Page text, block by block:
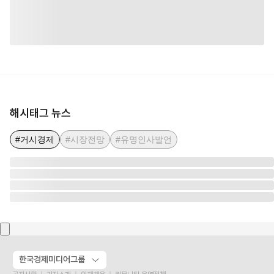
해시태그 뉴스
#거시경제 #시장전망 #유명인사발언
한국경제미디어그룹